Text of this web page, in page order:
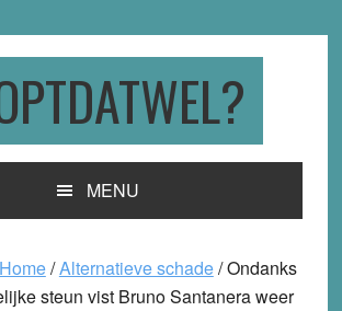
MENU
Home/Alternatieve schade/Ondanks
steun vist Bruno Santanera weer